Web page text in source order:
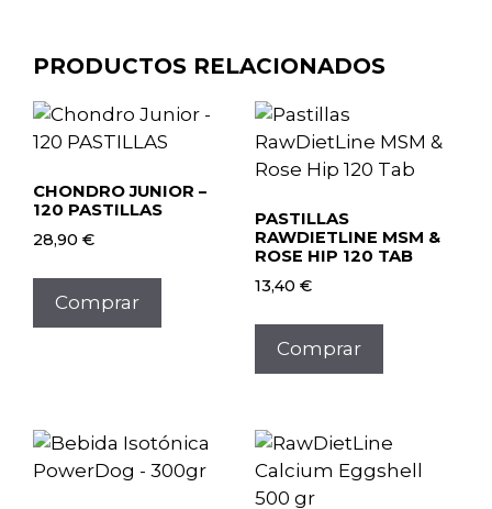
PRODUCTOS RELACIONADOS
CHONDRO JUNIOR –
120 PASTILLAS
28,90 €
Comprar
PASTILLAS
RAWDIETLINE MSM &
ROSE HIP 120 TAB
13,40 €
Comprar